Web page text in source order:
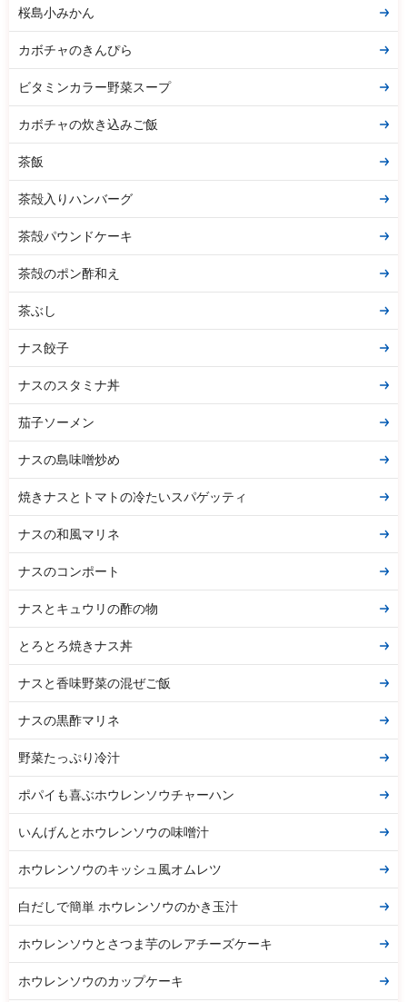
桜島小みかん
カボチャのきんぴら
ビタミンカラー野菜スープ
カボチャの炊き込みご飯
茶飯
茶殻入りハンバーグ
茶殻パウンドケーキ
茶殻のポン酢和え
茶ぶし
ナス餃子
ナスのスタミナ丼
茄子ソーメン
ナスの島味噌炒め
焼きナスとトマトの冷たいスパゲッティ
ナスの和風マリネ
ナスのコンポート
ナスとキュウリの酢の物
とろとろ焼きナス丼
ナスと香味野菜の混ぜご飯
ナスの黒酢マリネ
野菜たっぷり冷汁
ポパイも喜ぶホウレンソウチャーハン
いんげんとホウレンソウの味噌汁
ホウレンソウのキッシュ風オムレツ
白だしで簡単 ホウレンソウのかき玉汁
ホウレンソウとさつま芋のレアチーズケーキ
ホウレンソウのカップケーキ